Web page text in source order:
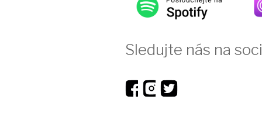
Sledujte nás na